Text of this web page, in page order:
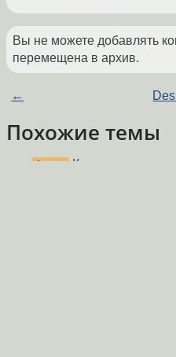
Вы не можете добавлять
перемещена в архив.
←
Похожие темы
Форум Как и куда